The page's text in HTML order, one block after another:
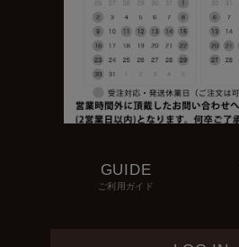
GUIDE
ご利用ガイド